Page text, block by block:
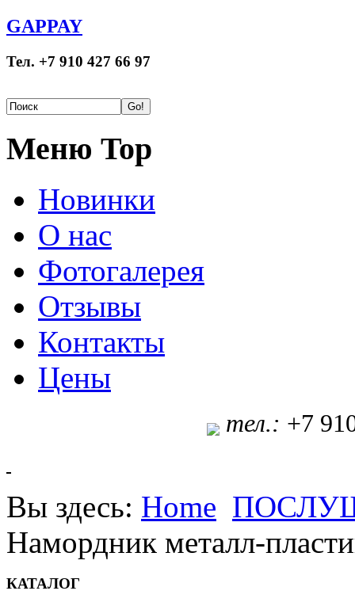
GAPPAY
Тел. +7 910 427 66 97
Меню Top
Новинки
О нас
Фотогалерея
Отзывы
Контакты
Цены
тел.: +7
Вы здесь: Home
Намордник металл-
КАТАЛОГ